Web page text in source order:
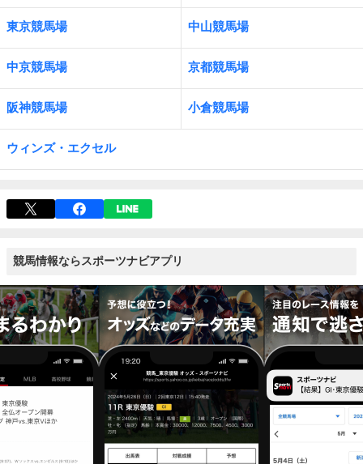
東京競馬場 中山競馬場
中京競馬場 京都競馬場
阪神競馬場 小倉競馬場
ウィンズ・エクセル
競馬情報ならスポーツナビアプリ